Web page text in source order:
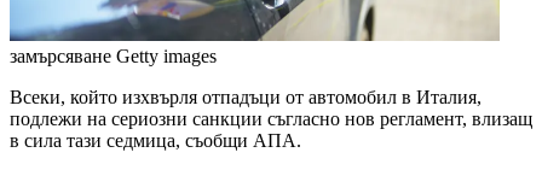
замърсяване Getty images
Всеки, който изхвърля отпадъци от автомобил в Италия,
подлежи на сериозни санкции съгласно нов регламент, влизащ
в сила тази седмица, съобщи АПА.